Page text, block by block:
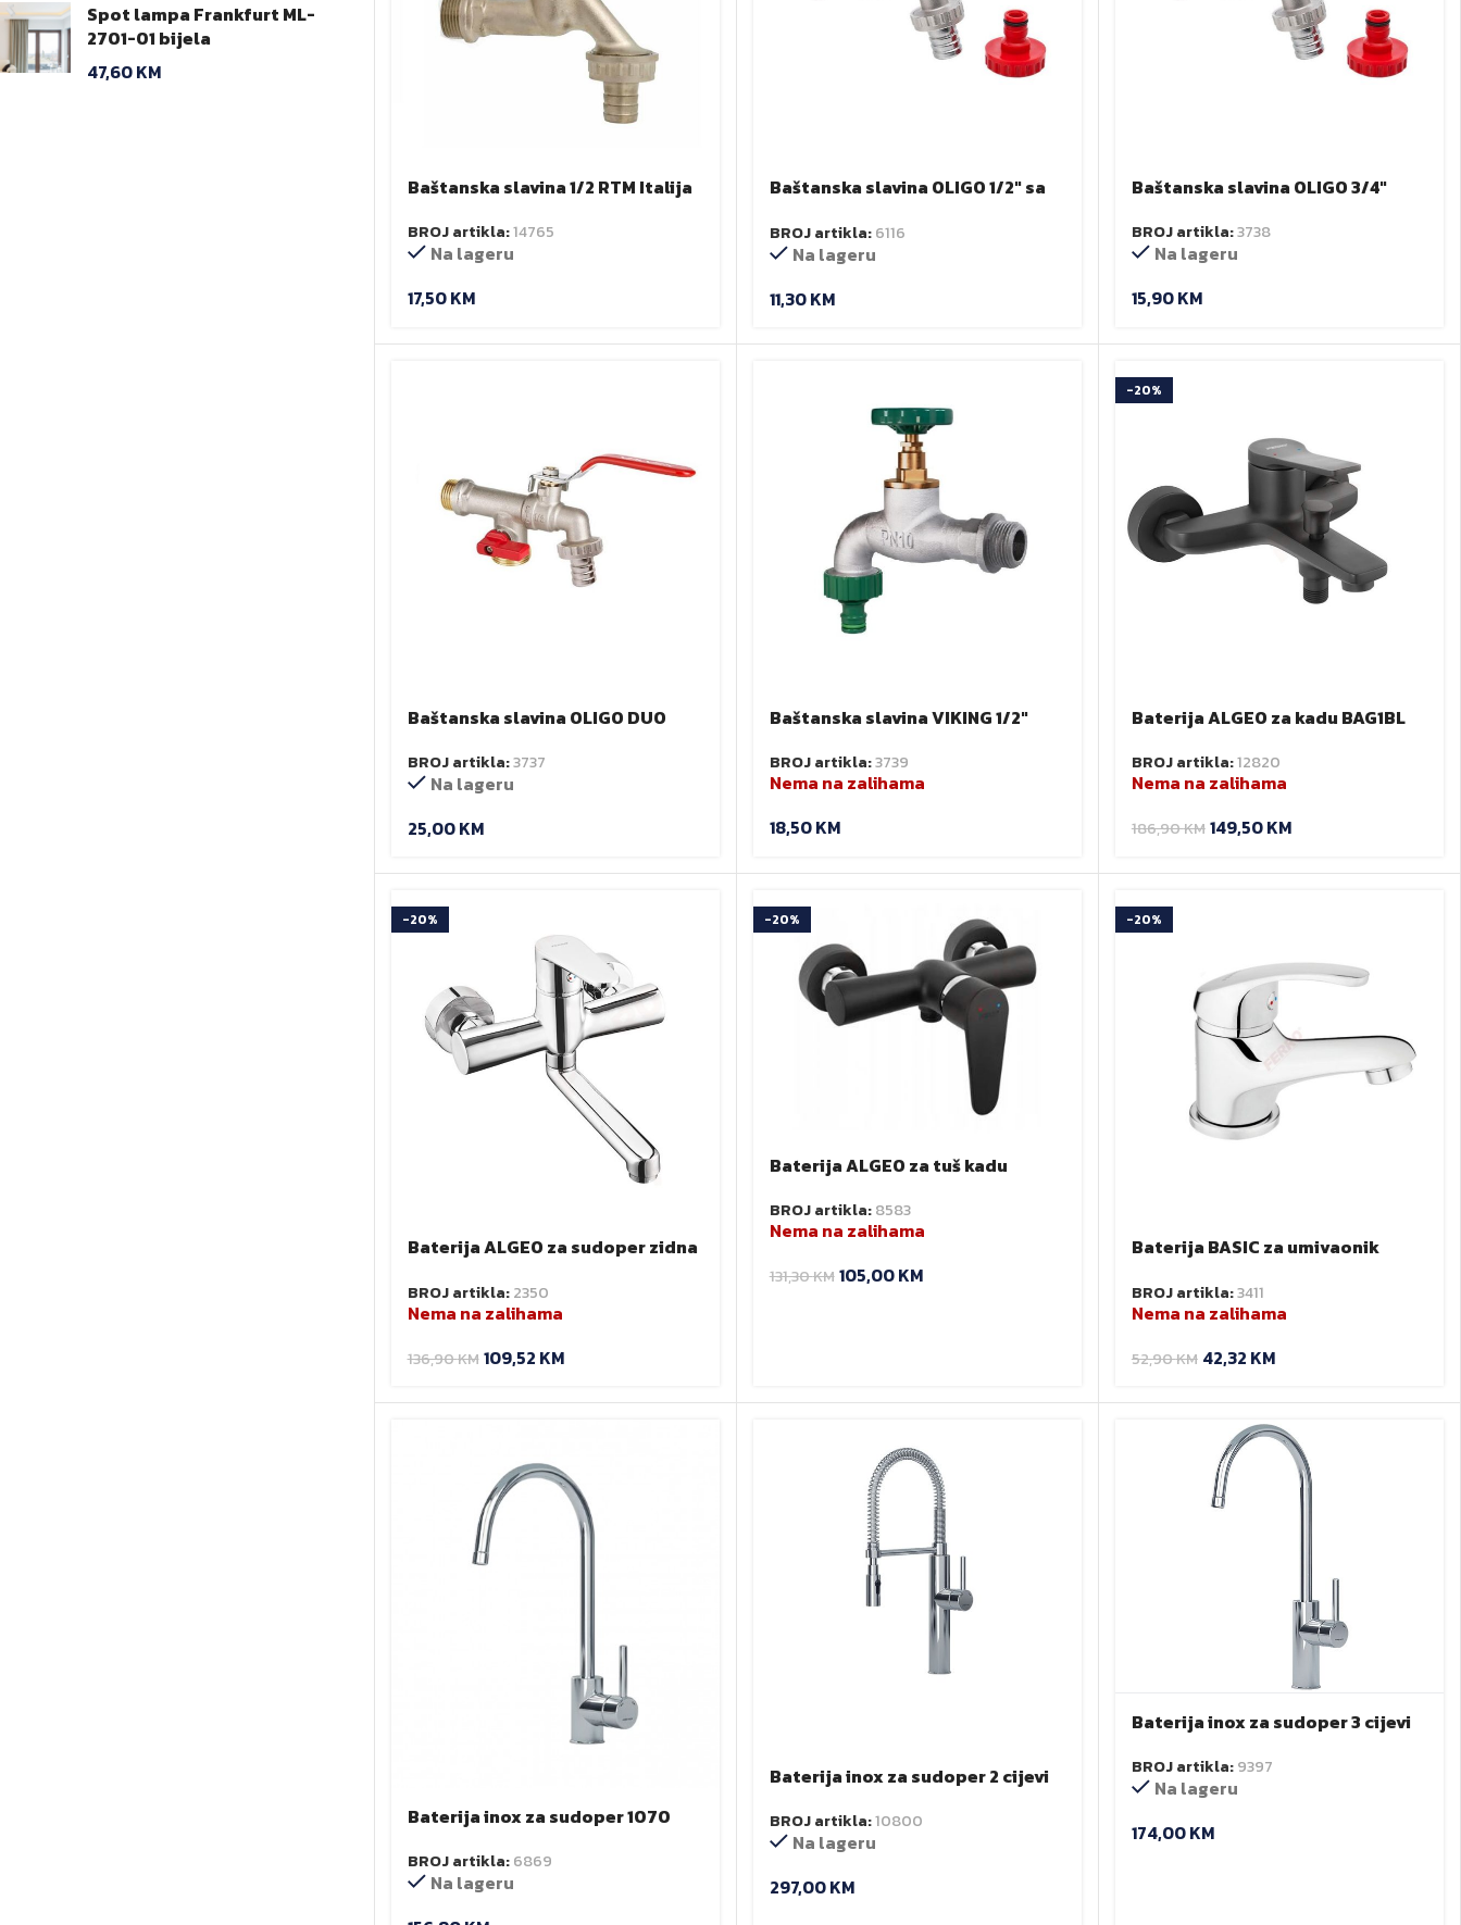
Spot lampa Frankfurt ML-
2701-01 bijela
47,60KM
Baštanska slavina 1/2 RTM Italija
BROJ artikla:14765
Na lageru
17,50KM
Baštanska slavina OLIGO 1/2″ sa
BROJ artikla:6116
Na lageru
11,30KM
Baštanska slavina OLIGO 3/4″
BROJ artikla:3738
Na lageru
15,90KM
Baštanska slavina OLIGO DUO
BROJ artikla:3737
Na lageru
25,00KM
Baštanska slavina VIKING 1/2″
BROJ artikla:3739
Nema na zalihama
18,50KM
-20%
Baterija ALGEO za kadu BAG1BL
BROJ artikla:12820
Nema na zalihama
186,90KM149,50KM
-20%
Baterija ALGEO za sudoper zidna
BROJ artikla:2350
Nema na zalihama
136,90KM 109,52 KM
-20%
Baterija ALGEO za tuš kadu
BROJ artikla:8583
Nema na zalihama
131,30KM105,00KM
-20%
Baterija BASIC za umivaonik
BROJ artikla:3411
Nema na zalihama
52,90KM 42,32 KM
Baterija inox za sudoper 1070
BROJ artikla:6869
Na lageru
Baterija inox za sudoper 2 cijevi
BROJ artikla:10800
Na lageru
297,00KM
Baterija inox za sudoper 3 cijevi
BROJ artikla:9397
Na lageru
174,00KM